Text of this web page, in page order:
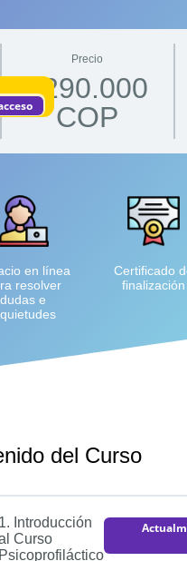
Precio
$290.000
COP
en línea
resolver
dudas e
Certificado
finalización
del Curso
1. Introducción
Curso
Psicoprofiláctico